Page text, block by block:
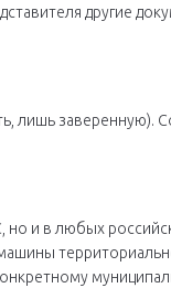
другие
лишь заверенную).
и в любых